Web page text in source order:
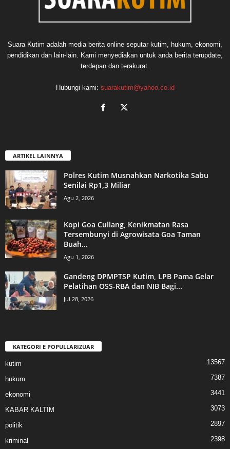
Suara Kutim adalah media berita online seputar kutim, hukum, ekonomi,
pendidikan dan lain-lain. Kami menyediakan untuk anda berita terupdate,
terdepan dan terakurat.
Hubungi kami: suarakutim@yahoo.co.id
ARTIKEL LAINNYA
Polres Kutim Musnahkan Narkotika Sabu
Senilai Rp1,3 Miliar
Agu 2, 2026
Kopi Goa Cullang, Kenikmatan Rasa
Tersembunyi di Agrowisata Goa Taman
Buah...
Agu 1, 2026
Gandeng DPMPTSP Kutim, LPB Pama Gelar
Pelatihan OSS-RBA dan NIB Bagi...
Jul 28, 2026
KATEGORI E POPULLARIZUAR
kutim 13567
hukum 7387
ekonomi 3441
KABAR KALTIM 3073
politik 2897
kriminal 2398